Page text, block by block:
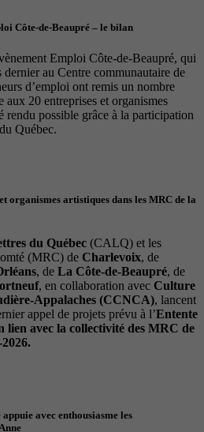
Côte-de-Beaupré – le bilan
Emploi Côte-de-Beaupré, qui
dernier au Centre communautaire de
d’emploi ont remis un nombre
20 entreprises et organismes
rendu possible grâce à la participation
Québec.
organismes artistiques dans les MRC de la
du Québec (CALQ) et les
(MRC) de Charlevoix, de
, de La Côte-de-Beaupré, de
, en collaboration avec Culture
Appalaches (CCNCA), lancent
appel de projets prévu à l’Entente
avec la collectivité des MRC de
avec enthousiasme les